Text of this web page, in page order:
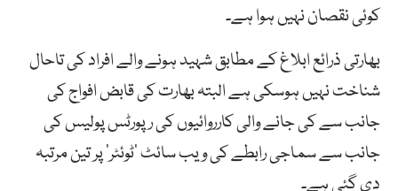
کوئی نقصان نہیں ہوا ہے۔
بھارتی ذرائع ابلاغ کے مطابق شہید ہونے والے افراد کی تاحال
شناخت نہیں ہوسکی ہے البتہ بھارت کی قابض افواج کی
جانب سے کی جانے والی کارروائیوں کی رپورٹس پولیس کی
جانب سے سماجی رابطے کی ویب سائٹ ’ٹوئٹر‘ پر تین مرتبہ
دی گئی ہے۔